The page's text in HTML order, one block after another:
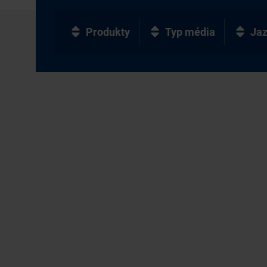
Produkty Typ média